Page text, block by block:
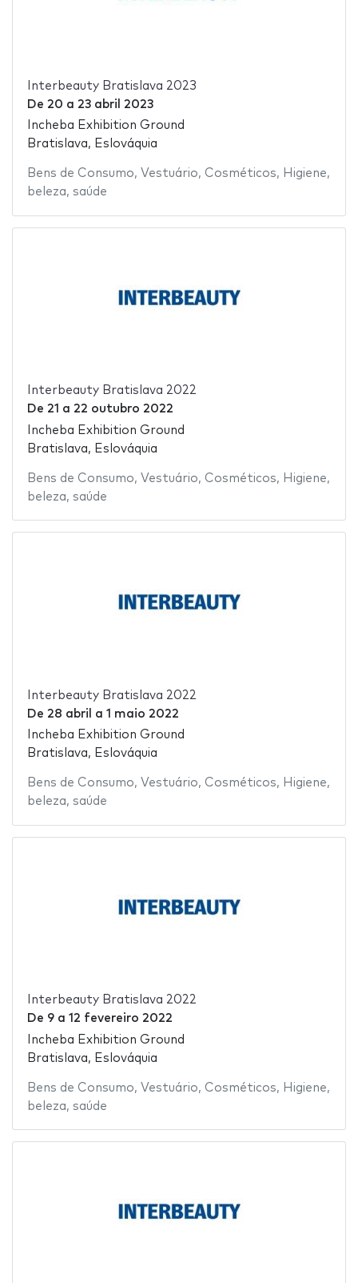
Interbeauty Bratislava 2023
De 20 a 23 abril 2023
Incheba Exhibition Ground
Bratislava, Eslováquia
Bens de Consumo, Vestuário, Cosméticos, Higiene,
beleza, saúde
Interbeauty Bratislava 2022
De 21 a 22 outubro 2022
Incheba Exhibition Ground
Bratislava, Eslováquia
Bens de Consumo, Vestuário, Cosméticos, Higiene,
beleza, saúde
Interbeauty Bratislava 2022
De 28 abril a 1 maio 2022
Incheba Exhibition Ground
Bratislava, Eslováquia
Bens de Consumo, Vestuário, Cosméticos, Higiene,
beleza, saúde
Interbeauty Bratislava 2022
De 9a 12 fevereiro 2022
Incheba Exhibition Ground
Bratislava, Eslováquia
Bens de Consumo, Vestuário, Cosméticos, Higiene,
beleza, saúde